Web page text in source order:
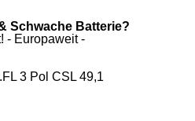
Schwache Batterie?
- Europaweit -
3 Pol CSL 49,1